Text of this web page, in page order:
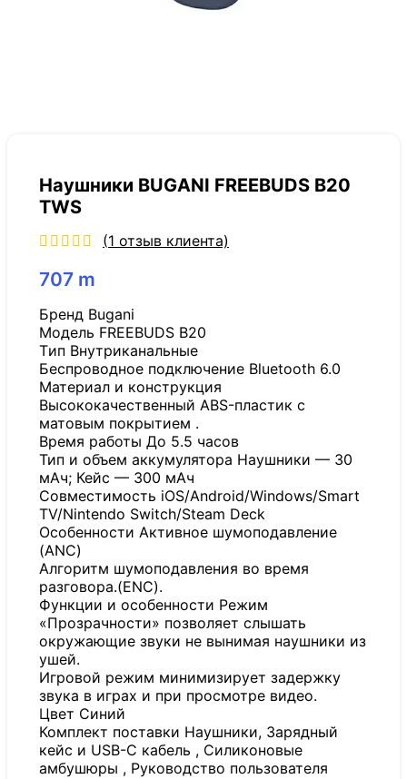
Наушники BUGANI FREEBUDS B20
TWS
(1 отзыв клиента)
707 m
Бренд Bugani
Модель FREEBUDS B20
Tип Внутриканальные
Беспроводное подключение Bluetooth 6.0
Материал и конструкция
Высококачественный ABS-пластик с
матовым покрытием .
Время работы До 5.5 часов
Тип и объем аккумулятора Наушники — 30
мАч; Кейс — 300 мАч
Совместимость iOS/Android/Windows/Smart
TV/Nintendo Switch/Steam Deck
Особенности Активное шумоподавление
(ANC)
Алгоритм шумоподавления во время
разговора.(ENC).
Функции и особенности Режим
«Прозрачности» позволяет слышать
окружающие звуки не вынимая наушники из
ушей.
Игровой режим минимизирует задержку
звука в играх и при просмотре видео.
Цвет Синий
Комплект поставки Наушники, Зарядный
кейс и USB-C кабель , Силиконовые
амбушюры , Руководство пользователя